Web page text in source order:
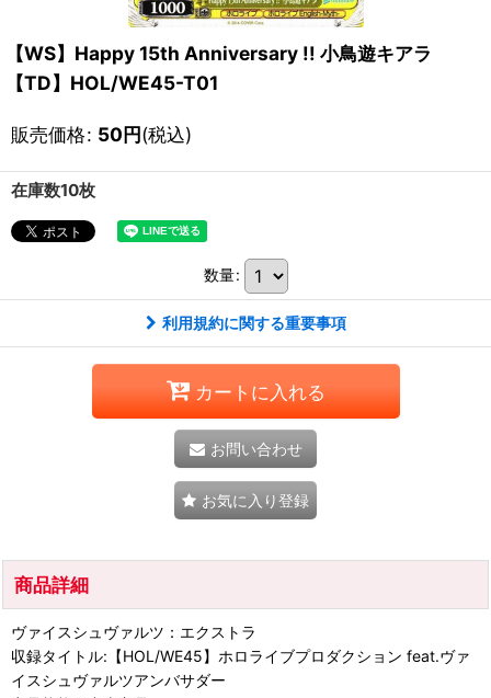
【WS】Happy 15th Anniversary !! 小鳥遊キアラ
【TD】HOL/WE45-T01
販売価格: 50円(税込)
在庫数10枚
数量:
利用規約に関する重要事項
カートに入れる
お問い合わせ
お気に入り登録
商品詳細
ヴァイスシュヴァルツ：エクストラ
収録タイトル:【HOL/WE45】ホロライブプロダクション feat.ヴァ
イスシュヴァルツアンバサダー